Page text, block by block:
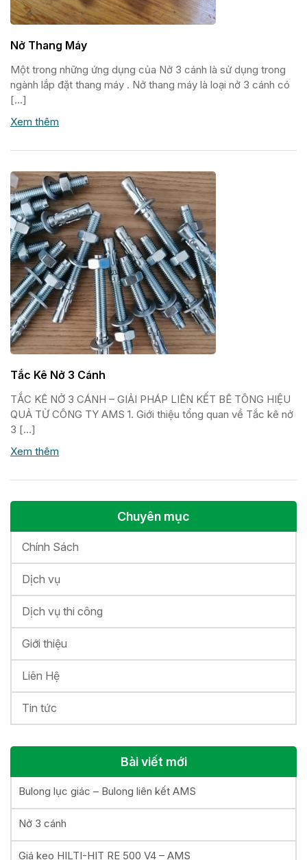
Nở Thang Máy
Một trong những ứng dụng của Nở 3 cánh là sử dụng trong
ngành lắp đặt thang máy . Nở thang máy là loại nở 3 cánh có
[…]
Xem thêm
Tắc Kê Nở 3 Cánh
TẮC KÊ NỞ 3 CÁNH – GIẢI PHÁP LIÊN KẾT BÊ TÔNG HIỆU
QUẢ TỪ CÔNG TY AMS 1. Giới thiệu tổng quan về Tắc kê nở
3 […]
Xem thêm
Chuyên mục
Chính Sách
Dịch vụ
Dịch vụ thi công
Giới thiệu
Liên Hệ
Tin tức
Bài viết mới
Bulong lục giác – Bulong liên kết AMS
Nở 3 cánh
Giá keo HILTI-HIT RE 500 V4 – AMS